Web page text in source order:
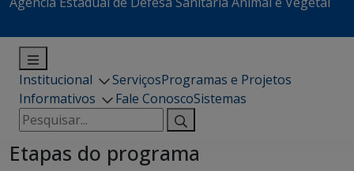
Institucional ServiçosProgramas e Projetos
Informativos
Fale ConoscoSistemas
Pesquisar
por:
Etapas do programa